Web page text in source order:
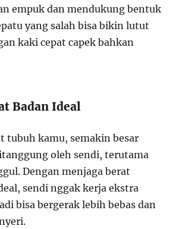
empuk dan mendukung bentuk
yang salah bisa bikin lutut
kaki cepat capek bahkan
Badan Ideal
tubuh kamu, semakin besar
oleh sendi, terutama
Dengan menjaga berat
sendi nggak kerja ekstra
bisa bergerak lebih bebas dan